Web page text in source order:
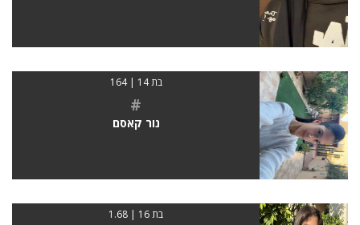
בת 14 | 164
#
נור קאסם
בת 16 | 1.68